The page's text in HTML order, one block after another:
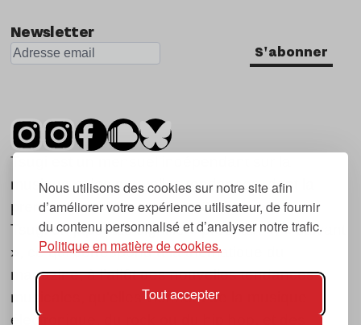
Nous utilisons des cookies sur notre site afin
d’améliorer votre expérience utilisateur, de fournir
du contenu personnalisé et d’analyser notre trafic.
Politique en matière de cookies.
Tout accepter
Newsletter
S'abonner
Tsugi est un mensuel indépendant sur la
musique et les nouvelles tendances, dont la
première parution date de 2007.
Tsugi en japonais signifie « prochain », « suivant
», ce qui correspond à la thématique du
magazine, à l’affût des nouvelles tendances
musicales, qu’elles viennent de la musique
électronique, du rock ou du hip hop, et des